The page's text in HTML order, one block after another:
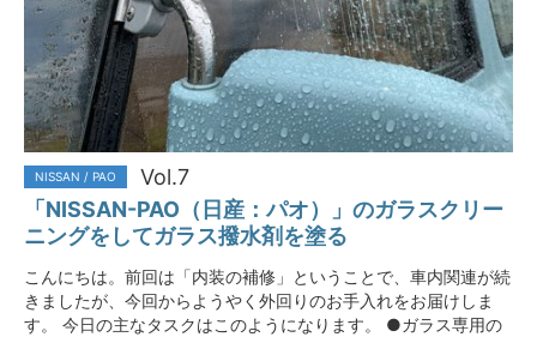
NISSAN / PAO
Vol.7
「NISSAN-PAO（日産：パオ）」のガラスクリー
ニングをしてガラス撥水剤を塗る
こんにちは。前回は「内装の補修」ということで、車内関連が続
きましたが、今回からようやく外回りのお手入れをお届けしま
す。 今日の主なタスクはこのようになります。 ●ガラス専用の